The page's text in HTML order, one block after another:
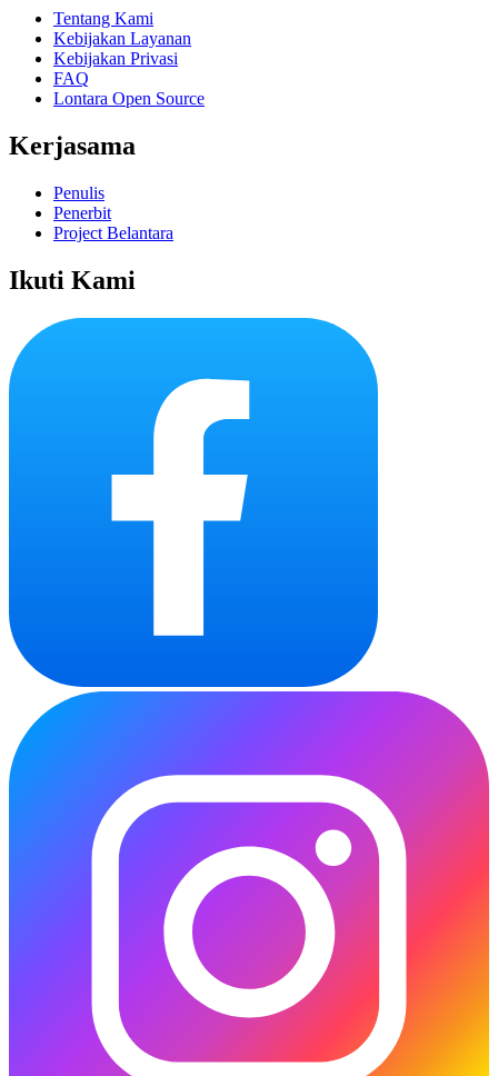
Tentang Kami
Kebijakan Layanan
Kebijakan Privasi
FAQ
Lontara Open Source
Kerjasama
Penulis
Penerbit
Project Belantara
Ikuti Kami